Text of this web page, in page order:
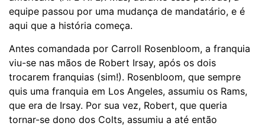
equipe passou por uma mudança de mandatário, e é
aqui que a história começa.
Antes comandada por Carroll Rosenbloom, a franquia
viu-se nas mãos de Robert Irsay, após os dois
trocarem franquias (sim!). Rosenbloom, que sempre
quis uma franquia em Los Angeles, assumiu os Rams,
que era de Irsay. Por sua vez, Robert, que queria
tornar-se dono dos Colts, assumiu a até então